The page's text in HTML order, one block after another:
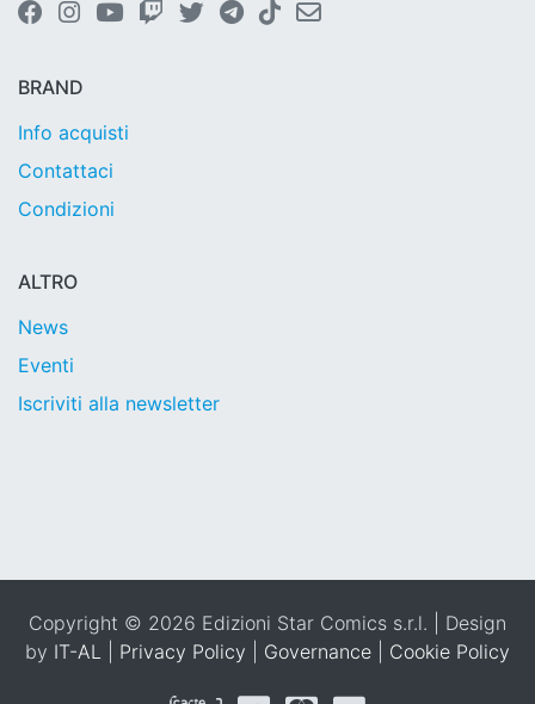
BRAND
Info acquisti
Contattaci
Condizioni
ALTRO
News
Eventi
Iscriviti alla newsletter
Copyright © 2026 Edizioni Star Comics s.r.l. | Design
by IT-AL Privacy Policy Governance Cookie Policy